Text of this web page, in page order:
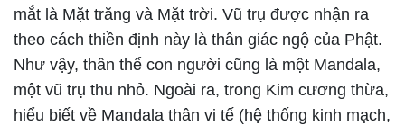
mắt là Mặt trăng và Mặt trời. Vũ trụ được nhận ra
theo cách thiền định này là thân giác ngộ của Phật.
Như vậy, thân thể con người cũng là một Mandala,
một vũ trụ thu nhỏ. Ngoài ra, trong Kim cương thừa,
hiểu biết về Mandala thân vi tế (hệ thống kinh mạch,